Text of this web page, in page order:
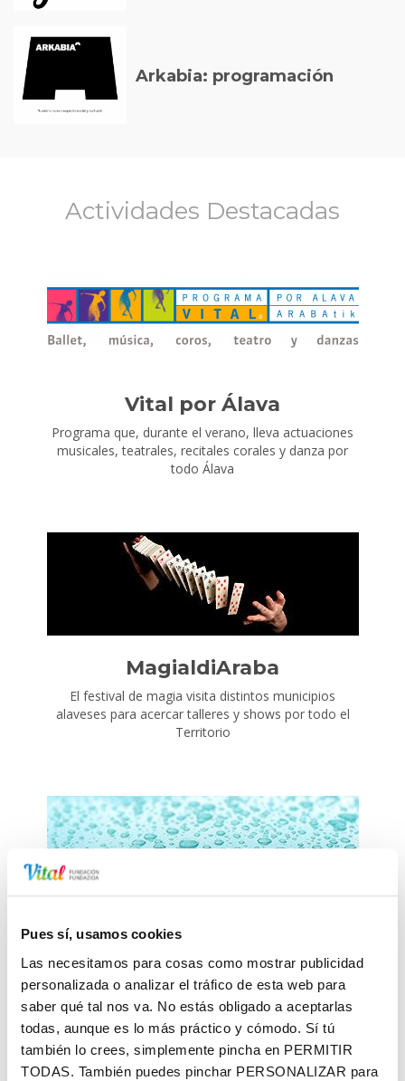
Pues sí, usamos cookies
Las necesitamos para cosas como mostrar publicidad
personalizada o analizar el tráfico de esta web para
saber qué tal nos va. No estás obligado a aceptarlas
todas, aunque es lo más práctico y cómodo. Sí tú
también lo crees, simplemente pincha en PERMITIR
TODAS. También puedes pinchar PERSONALIZAR para
Arkabia: programación
Actividades Destacadas
Vital por Álava
Programa que, durante el verano, lleva actuaciones
musicales, teatrales, recitales corales y danza por
todo Álava
MagialdiAraba
El festival de magia visita distintos municipios
alaveses para acercar talleres y shows por todo el
Territorio
Adapta tu baño
Este programa facilita a las personas mayores la
adaptación del baño del hogar para lograr una
mayor autonomía